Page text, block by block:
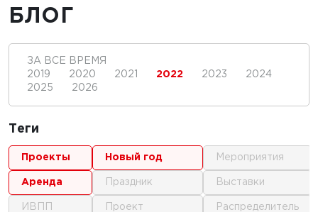
БЛОГ
ЗА ВСЕ ВРЕМЯ
2019
2020 2021 2022 2023
2024
2025
2026
Теги
проекты
аренда
ИВПП
новый год
праздник
проект
мероприятия
выставки
распределитель